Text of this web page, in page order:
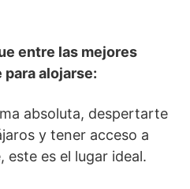
entre las mejores
para alojarse:
absoluta, despertarte
y tener acceso a
este es el lugar ideal.